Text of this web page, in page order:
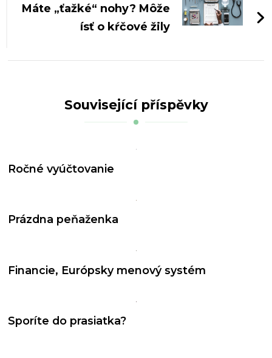
Máte „ťažké“ nohy? Môže
ísť o kŕčové žily
Související příspěvky
Ročné vyúčtovanie
Prázdna peňaženka
Financie, Európsky menový systém
Sporíte do prasiatka?